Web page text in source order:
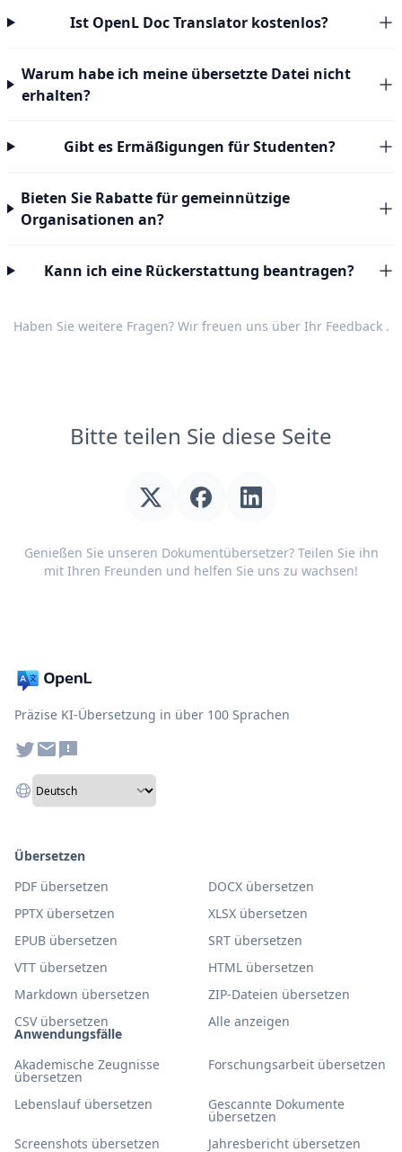
Ist OpenL Doc Translator kostenlos?
Warum habe ich meine übersetzte Datei nicht
erhalten?
Gibt es Ermäßigungen für Studenten?
Bieten Sie Rabatte für gemeinnützige
Organisationen an?
Kann ich eine Rückerstattung beantragen?
Haben Sie weitere Fragen? Wir freuen uns über Ihr Feedback.
Bitte teilen Sie diese Seite
Genießen Sie unseren Dokumentübersetzer? Teilen Sie ihn
mit Ihren Freunden und helfen Sie uns zu wachsen!
Präzise KI-Übersetzung in über 100 Sprachen
Anwendungsfälle
Akademische Zeugnisse
übersetzen
Forschungsarbeit übersetzen
Lebenslauf übersetzen Gescannte Dokumente
übersetzen
Screenshots übersetzen
Jahresbericht übersetzen
Übersetzen
PDF übersetzen
DOCX übersetzen
PPTX übersetzen
XLSX übersetzen
EPUB übersetzen
SRT übersetzen
VTT übersetzen
HTML übersetzen
Markdown übersetzen
ZIP-Dateien übersetzen
CSV übersetzen
Alle anzeigen